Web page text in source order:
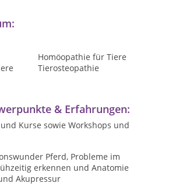
Homöopathie für Tiere
Tierosteopathie
& Erfahrungen:
Kurse sowie Workshops und
Pferd, Probleme im
erkennen und Anatomie
Akupressur